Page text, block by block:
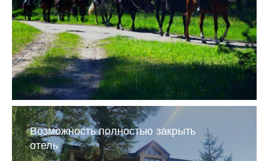
Возможность полностью закрыть
отель